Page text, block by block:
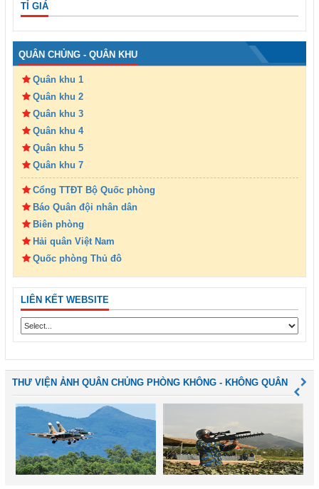
TỈ GIÁ
QUÂN CHỦNG - QUÂN KHU
Quân khu 1
Quân khu 2
Quân khu 3
Quân khu 4
Quân khu 5
Quân khu 7
Cổng TTĐT Bộ Quốc phòng
Báo Quân đội nhân dân
Biên phòng
Hải quân Việt Nam
Quốc phòng Thủ đô
LIÊN KẾT WEBSITE
THƯ VIỆN ẢNH QUÂN CHỦNG PHÒNG KHÔNG - KHÔNG QUÂN